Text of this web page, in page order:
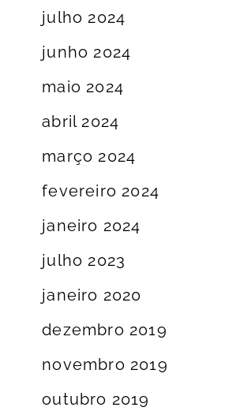
julho 2024
junho 2024
maio 2024
abril 2024
março 2024
fevereiro 2024
janeiro 2024
julho 2023
janeiro 2020
dezembro 2019
novembro 2019
outubro 2019